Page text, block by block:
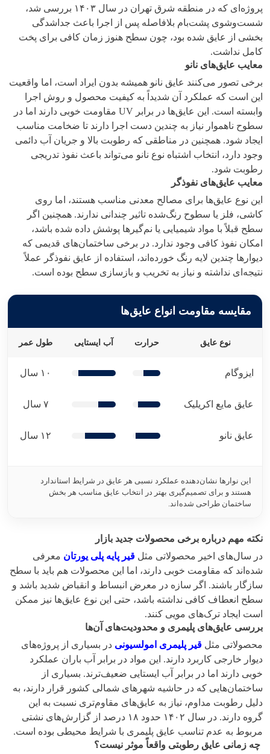
پروژه‌ای که در منطقه شرق تهران در سال ۱۴۰۳ بررسی شد،
شست‌وشوی پشت‌بام بلافاصله پس از اجرا باعث جداشدگی
بخشی از عایق شده بود، چون سطح هنوز زمان کافی برای پخت
کامل نداشت.
معایب عایق‌های نانو
برخی تصور می‌کنند عایق نانو همیشه بدون ایراد است، اما واقعیت
این است که عملکرد آن شدیداً به کیفیت محصول و روش اجرا
وابسته است. این عایق‌ها در برابر UV مقاومت خوبی دارند اما در
سطوح ناهموار نیاز به چندین دست اجرا دارند تا ضخامت مناسب
ایجاد شود. همچنین در مناطقی که رطوبت بالا و جریان آب دائمی
وجود دارد، انتخاب اشتباه نوع نانو می‌تواند باعث نفوذ تدریجی
رطوبت شود.
معایب عایق‌های نفوذگر
این نوع عایق‌ها برای مصالح معدنی مناسب هستند، اما روی
کاشی، فلز یا سطوح رنگ‌شده تاثیر چندانی ندارند. همچنین اگر
سطح قبلاً با مواد شیمیایی یا نم‌گیرها پوشش داده شده باشد،
امکان نفوذ کافی وجود ندارد. در برخی ساختمان‌های قدیمی که
دیوارها چندین لایه رنگ خورده‌اند، استفاده از عایق نفوذگر عملاً
نتیجه‌ای نداشته و نیاز به تخریب و بازسازی سطح بوده است.
مقایسه مقاومت انواع عایق‌ها
نوع عایق حرارت آب ایستایی طول عمر
ایزوگام ۱۰ سال
عایق مایع اکریلیک ۷ سال
عایق نانو ۱۲ سال
این نوارها نشان‌دهنده عملکرد نسبی هر عایق در شرایط استاندارد
هستند و برای تصمیم‌گیری بهتر در انتخاب عایق مناسب هر بخش
ساختمان طراحی شده‌اند.
نکته مهم درباره برخی محصولات جدید بازار
در سال‌های اخیر محصولاتی مثل قیر پایه پلی یورتان معرفی
شده‌اند که مقاومت خوبی دارند، اما این محصولات هم باید با سطح
سازگار باشند. اگر سازه در معرض انبساط و انقباض شدید باشد و
سطح انعطاف کافی نداشته باشد، حتی این نوع عایق‌ها نیز ممکن
است ایجاد ترک‌های مویی کنند.
بررسی عایق‌های پلیمری و محدودیت‌های آن‌ها
محصولاتی مثل قیر پلیمری امولسیونی در بسیاری از پروژه‌های
دیوار خارجی کاربرد دارند. این مواد در برابر آب باران عملکرد
خوبی دارند اما در برابر آب ایستایی ضعیف‌ترند. بسیاری از
ساختمان‌هایی که در حاشیه شهرهای شمالی کشور قرار دارند، به
دلیل رطوبت مداوم، نیاز به عایق‌های مقاوم‌تری نسبت به این
گروه دارند. در سال ۱۴۰۲ حدود ۱۸ درصد از گزارش‌های نشتی
مربوط به عدم تناسب عایق پلیمری با شرایط محیطی بوده است.
چه زمانی عایق رطوبتی واقعاً موثر نیست؟